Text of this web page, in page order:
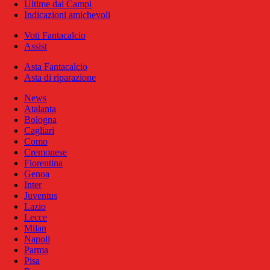
Ultime dai Campi
Indicazioni amichevoli
Voti Fantacalcio
Assist
Asta Fantacalcio
Asta di riparazione
News
Atalanta
Bologna
Cagliari
Como
Cremonese
Fiorentina
Genoa
Inter
Juventus
Lazio
Lecce
Milan
Napoli
Parma
Pisa